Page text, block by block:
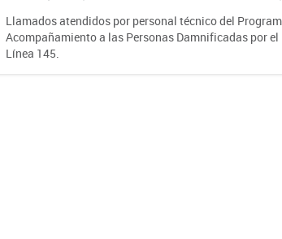
Llamados atendidos por personal técnico del
Acompañamiento a las Personas Damnificadas por el
Línea 145.